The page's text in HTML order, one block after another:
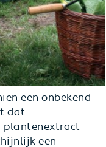
een onbekend
dat
plantenextract
een